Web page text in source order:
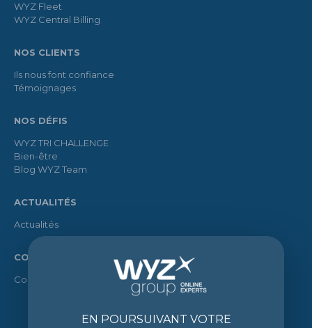
WYZ Fleet
WYZ Central Billing
NOS CLIENTS
Ils nous font confiance
Témoignages
NOS DÉFIS
WYZ TRI CHALLENGE
Bien-être
Blog WYZ Team
ACTUALITÉS
Actualités
CONTACT
Contact
EN POURSUIVANT VOTRE